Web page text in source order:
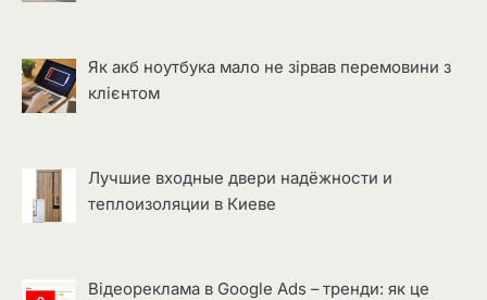
Як акб ноутбука мало не зірвав перемовини з
клієнтом
Лучшие входные двери надёжности и
теплоизоляции в Киеве
Відеореклама в Google Ads – тренди: як це